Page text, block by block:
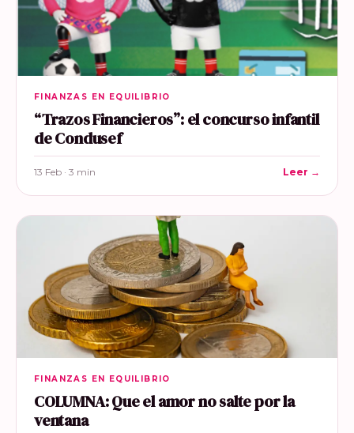
FINANZAS EN EQUILIBRIO
“Trazos Financieros”: el concurso infantil
de Condusef
13 Feb · 3 min Leer →
FINANZAS EN EQUILIBRIO
COLUMNA: Que el amor no salte por la
ventana